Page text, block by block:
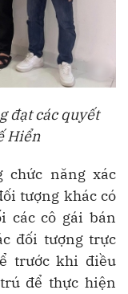
đạt các quyết
Hiển
chức năng xác
tượng khác có
các cô gái bán
đối tượng trực
trước khi điều
để thực hiện